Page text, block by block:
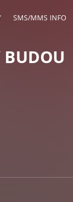
SMS/MMS INFO
BUDOU